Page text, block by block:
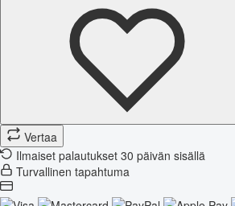
Vertaa
Ilmaiset palautukset 30 päivän sisällä
Turvallinen tapahtuma